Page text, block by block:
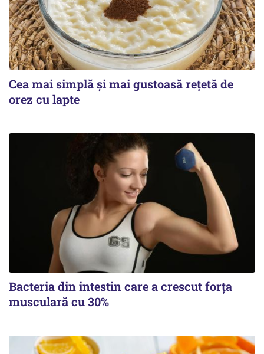
Cea mai simplă și mai gustoasă rețetă de
orez cu lapte
Bacteria din intestin care a crescut forța
musculară cu 30%